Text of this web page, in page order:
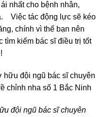
nhất cho bệnh nhân,
Việc tác động lực sẽ kéo
chính vì thế bạn nên
tìm kiếm bác sĩ điều trị tốt
đội ngũ bác sĩ chuyên